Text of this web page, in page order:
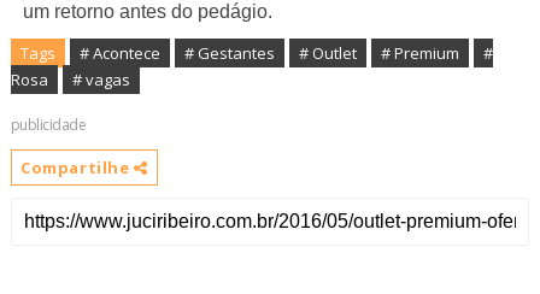
um retorno antes do pedágio.
Tags # Acontece # Gestantes # Outlet # Premium
#
Rosa
# vagas
publicidade
Compartilhe